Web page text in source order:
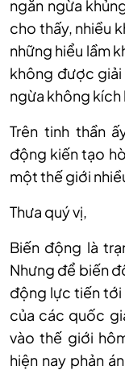
ngăn ngừa
cho thấy, nhiều
những hiểu lầm
không được
ngừa không
Trên tinh thần
động kiến tạo
một thế giới
Thưa quý vị,
Biến động là
Nhưng để biến
động lực tiến tới
của các quốc
vào thế giới
hiện nay phản